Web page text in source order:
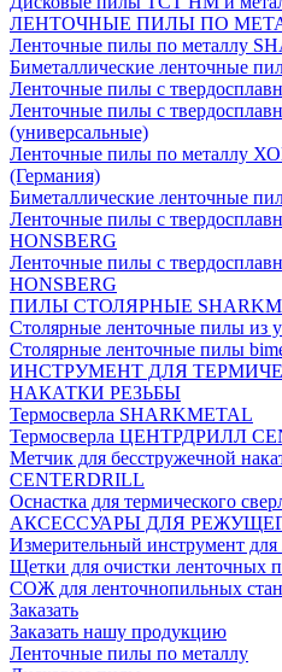
ЛЕНТОЧНЫЕ ПИЛЫ ПО
Ленточные пилы по металлу
Биметаллические ленточные
Ленточные пилы с
Ленточные пилы с
(универсальные)
Ленточные пилы по металлу
(Германия)
Биметаллические ленточные
Ленточные пилы с
HONSBERG
Ленточные пилы с
HONSBERG
ПИЛЫ СТОЛЯРНЫЕ
Столярные ленточные пилы из
Столярные ленточные пилы
ИНСТРУМЕНТ ДЛЯ
НАКАТКИ РЕЗЬБЫ
Термосверла SHARKMETAL
Термосверла ЦЕНТРДРИЛЛ
Метчик для бесстружечной
CENTERDRILL
Оснастка для термического
АКСЕССУАРЫ ДЛЯ
Измерительный инструмент
Щетки для очистки ленточных
СОЖ для ленточнопильных
Заказать
Заказать нашу продукцию
Ленточные пилы по металлу